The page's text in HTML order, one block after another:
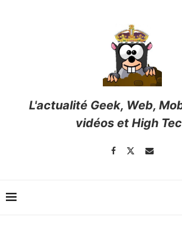
L'actualité Geek, Web,
vidéos et High